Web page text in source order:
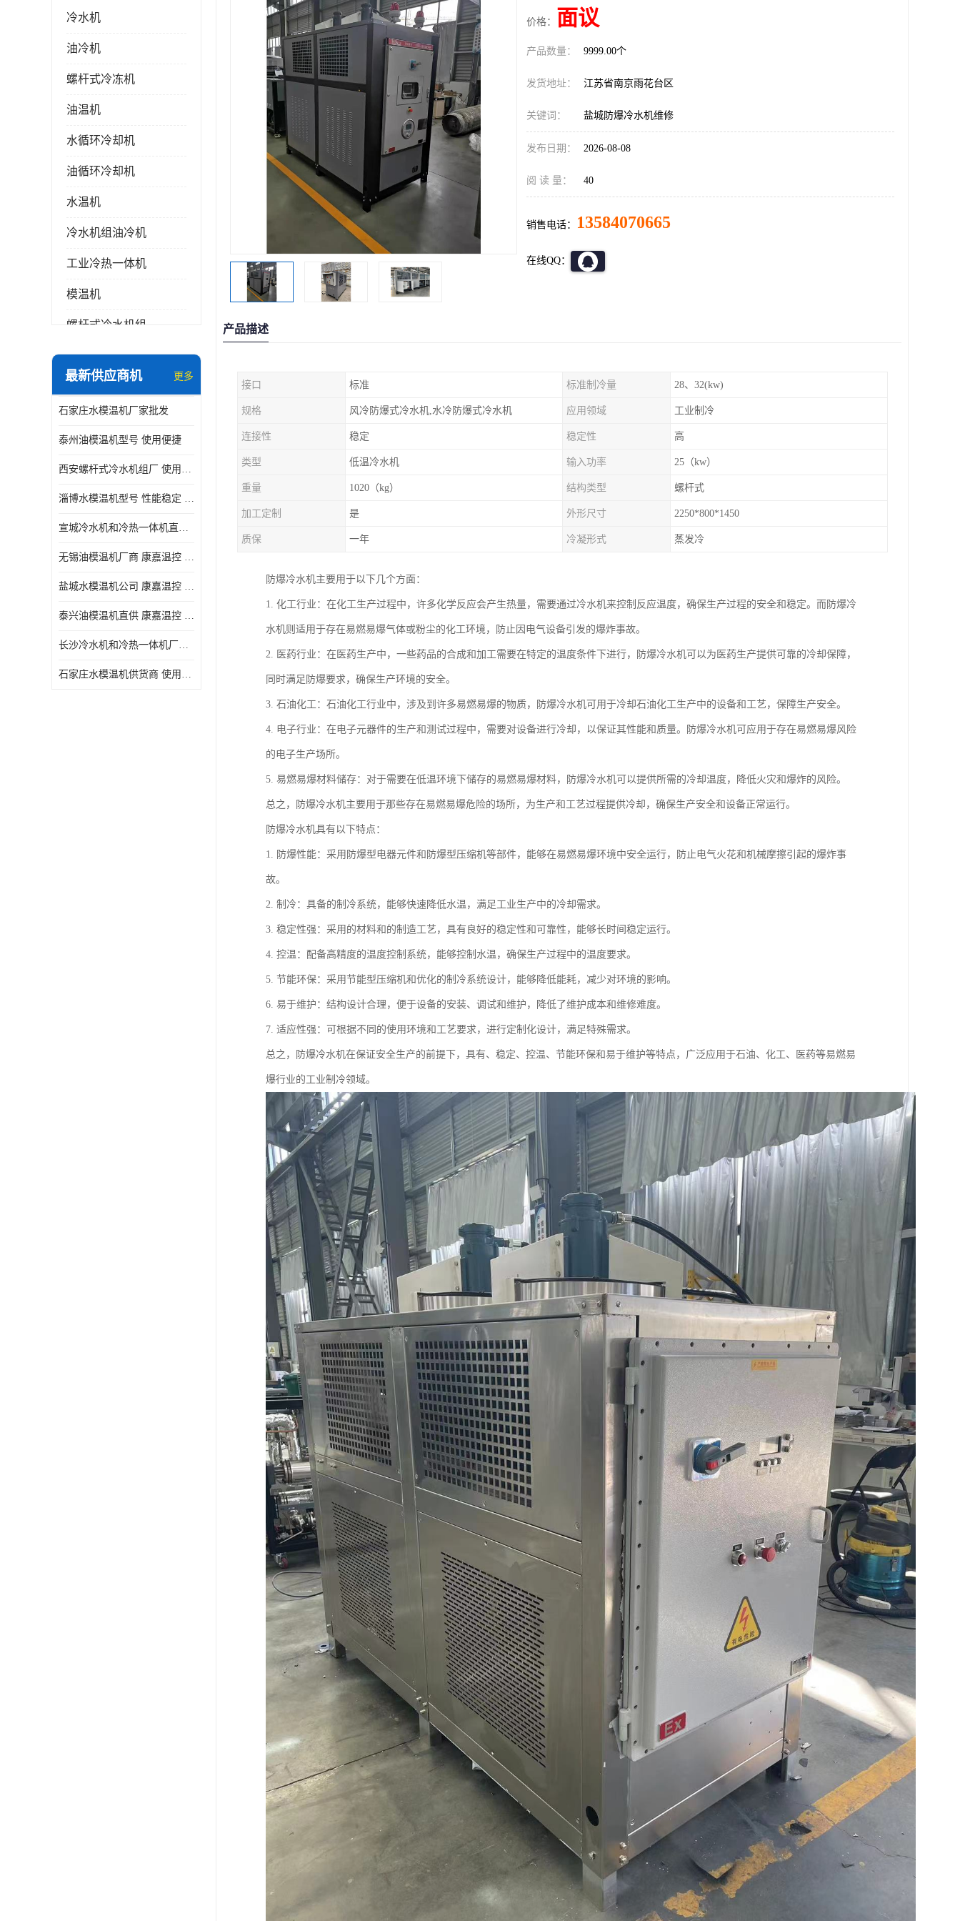
冷水机
油冷机
螺杆式冷冻机
油温机
水循环冷却机
油循环冷却机
水温机
冷水机组油冷机
工业冷热一体机
模温机
螺杆式冷水机组
冷水机和冷热一体机
防爆冷水机
最新供应商机 更多
石家庄水模温机厂家批发
泰州油模温机型号 使用便捷
西安螺杆式冷水机组厂 使用便捷
淄博水模温机型号 性能稳定 康嘉温控
宣城冷水机和冷热一体机直供 操作方便
无锡油模温机厂商 康嘉温控 性能稳定
盐城水模温机公司 康嘉温控 操作方便
泰兴油模温机直供 康嘉温控 使用便捷
长沙冷水机和冷热一体机厂家电话 库存充足
石家庄水模温机供货商 使用便捷
价格： 面议
产品数量： 9999.00个
发货地址： 江苏省南京雨花台区
关键词： 盐城防爆冷水机维修
发布日期： 2026-08-08
阅 读 量： 40
销售电话： 13584070665
在线QQ：
产品描述
接口 标准 标准制冷量 28、32(kw)
规格 风冷防爆式冷水机,水冷防爆式冷水机 应用领域 工业制冷
连接性 稳定 稳定性 高
类型 低温冷水机 输入功率 25（kw）
重量 1020（kg） 结构类型 螺杆式
加工定制 是 外形尺寸 2250*800*1450
质保 一年 冷凝形式 蒸发冷
防爆冷水机主要用于以下几个方面：
1. 化工行业：在化工生产过程中，许多化学反应会产生热量，需要通过冷水机来控制反应温度，确保生产过程的安全和稳定。而防爆冷
水机则适用于存在易燃易爆气体或粉尘的化工环境，防止因电气设备引发的爆炸事故。
2. 医药行业：在医药生产中，一些药品的合成和加工需要在特定的温度条件下进行，防爆冷水机可以为医药生产提供可靠的冷却保障，
同时满足防爆要求，确保生产环境的安全。
3. 石油化工：石油化工行业中，涉及到许多易燃易爆的物质，防爆冷水机可用于冷却石油化工生产中的设备和工艺，保障生产安全。
4. 电子行业：在电子元器件的生产和测试过程中，需要对设备进行冷却，以保证其性能和质量。防爆冷水机可应用于存在易燃易爆风险
的电子生产场所。
5. 易燃易爆材料储存：对于需要在低温环境下储存的易燃易爆材料，防爆冷水机可以提供所需的冷却温度，降低火灾和爆炸的风险。
总之，防爆冷水机主要用于那些存在易燃易爆危险的场所，为生产和工艺过程提供冷却，确保生产安全和设备正常运行。
防爆冷水机具有以下特点：
1. 防爆性能：采用防爆型电器元件和防爆型压缩机等部件，能够在易燃易爆环境中安全运行，防止电气火花和机械摩擦引起的爆炸事
故。
2. 制冷：具备的制冷系统，能够快速降低水温，满足工业生产中的冷却需求。
3. 稳定性强：采用的材料和的制造工艺，具有良好的稳定性和可靠性，能够长时间稳定运行。
4. 控温：配备高精度的温度控制系统，能够控制水温，确保生产过程中的温度要求。
5. 节能环保：采用节能型压缩机和优化的制冷系统设计，能够降低能耗，减少对环境的影响。
6. 易于维护：结构设计合理，便于设备的安装、调试和维护，降低了维护成本和维修难度。
7. 适应性强：可根据不同的使用环境和工艺要求，进行定制化设计，满足特殊需求。
总之，防爆冷水机在保证安全生产的前提下，具有、稳定、控温、节能环保和易于维护等特点，广泛应用于石油、化工、医药等易燃易
爆行业的工业制冷领域。